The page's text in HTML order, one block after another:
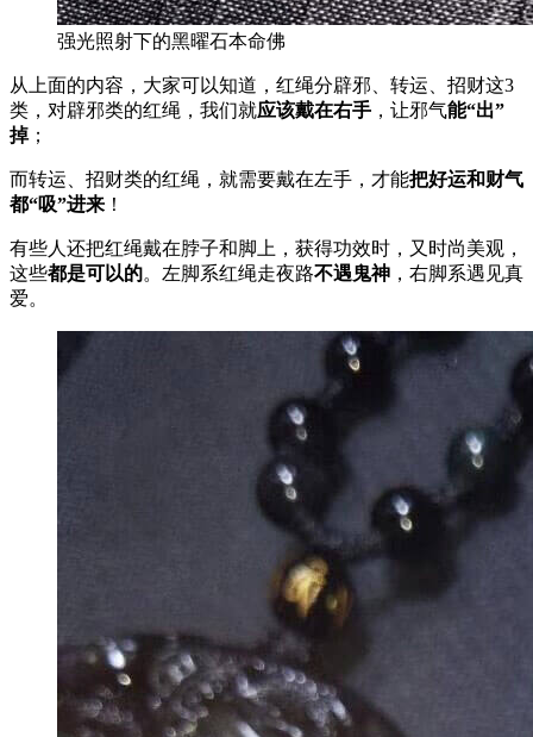
强光照射下的黑曜石本命佛
从上面的内容，大家可以知道，红绳分辟邪、转运、招财这3
类，对辟邪类的红绳，我们就应该戴在右手 ，让邪气能“出”
掉；
而转运、招财类的红绳，就需要戴在左手，才能把好运和财气
都“吸”进来 ！
有些人还把红绳戴在脖子和脚上，获得功效时，又时尚美观，
这些都是可以的。左脚系红绳走夜路不遇鬼神 ，右脚系遇见真
爱。